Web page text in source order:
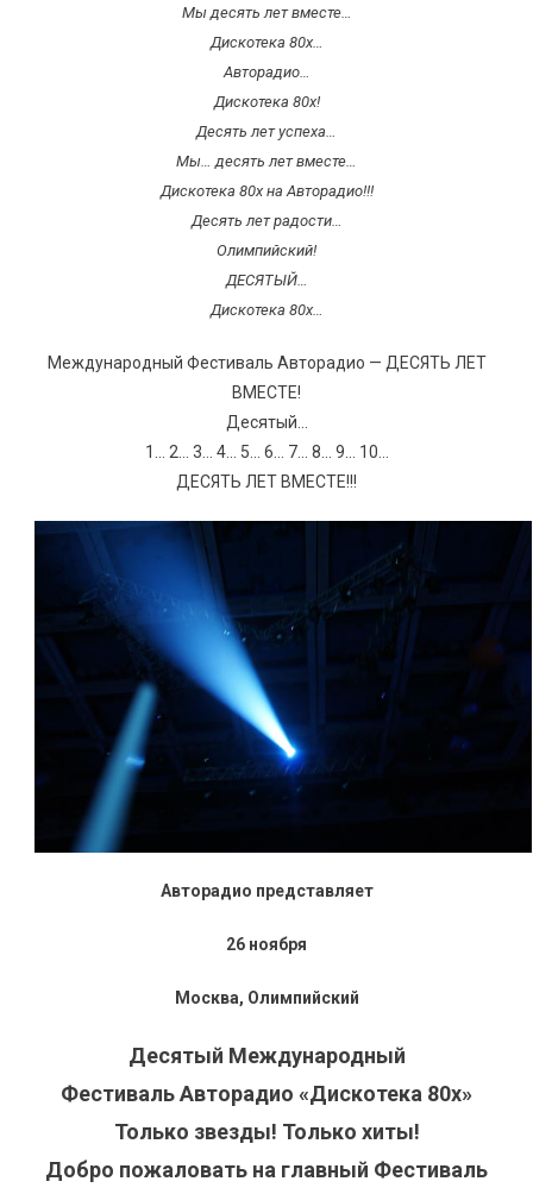
Мы десять лет вместе…
Дискотека 80х…
Авторадио…
Дискотека 80х!
Десять лет успеха…
Мы… десять лет вместе…
Дискотека 80х на Авторадио!!!
Десять лет радости…
Олимпийский!
ДЕСЯТЫЙ…
Дискотека 80х…
Международный Фестиваль Авторадио — ДЕСЯТЬ ЛЕТ
ВМЕСТЕ!
Десятый…
1… 2… 3… 4… 5… 6… 7… 8… 9… 10…
ДЕСЯТЬ ЛЕТ ВМЕСТЕ!!!
Авторадио представляет
26 ноября
Москва, Олимпийский
Десятый Международный
Фестиваль Авторадио «Дискотека 80х»
Только звезды! Только хиты!
Добро пожаловать на главный Фестиваль